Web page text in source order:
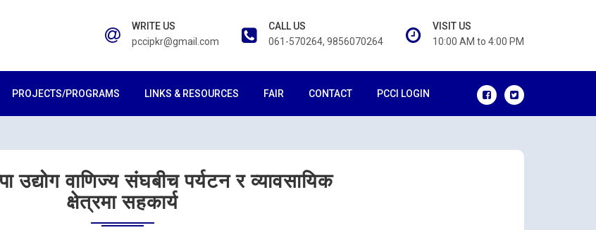
WRITE US
pccipkr@gmail.com
CALL US
061-570264, 9856070264
VISIT US
10:00 AM to 4:00 PM
PROJECTS/PROGRAMS LINKS & RESOURCES FAIR CONTACT PCCI LOGIN
उद्योग वाणिज्य संघबीच पर्यटन र व्यावसायिक
क्षेत्रमा सहकार्य